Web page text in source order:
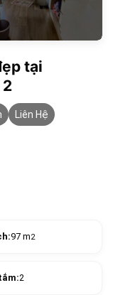
tại
Liên Hệ
97 m2
2